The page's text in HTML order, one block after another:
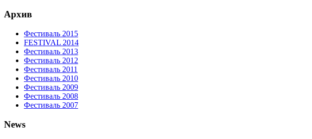
Архив
Фестиваль 2015
FESTIVAL 2014
Фестиваль 2013
Фестиваль 2012
Фестиваль 2011
Фестиваль 2010
Фестиваль 2009
Фестиваль 2008
Фестиваль 2007
News